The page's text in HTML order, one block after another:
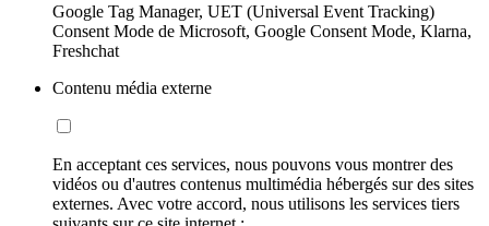
Google Tag Manager, UET (Universal Event Tracking)
Consent Mode de Microsoft, Google Consent Mode, Klarna,
Freshchat
Contenu média externe
En acceptant ces services, nous pouvons vous montrer des
vidéos ou d'autres contenus multimédia hébergés sur des sites
externes. Avec votre accord, nous utilisons les services tiers